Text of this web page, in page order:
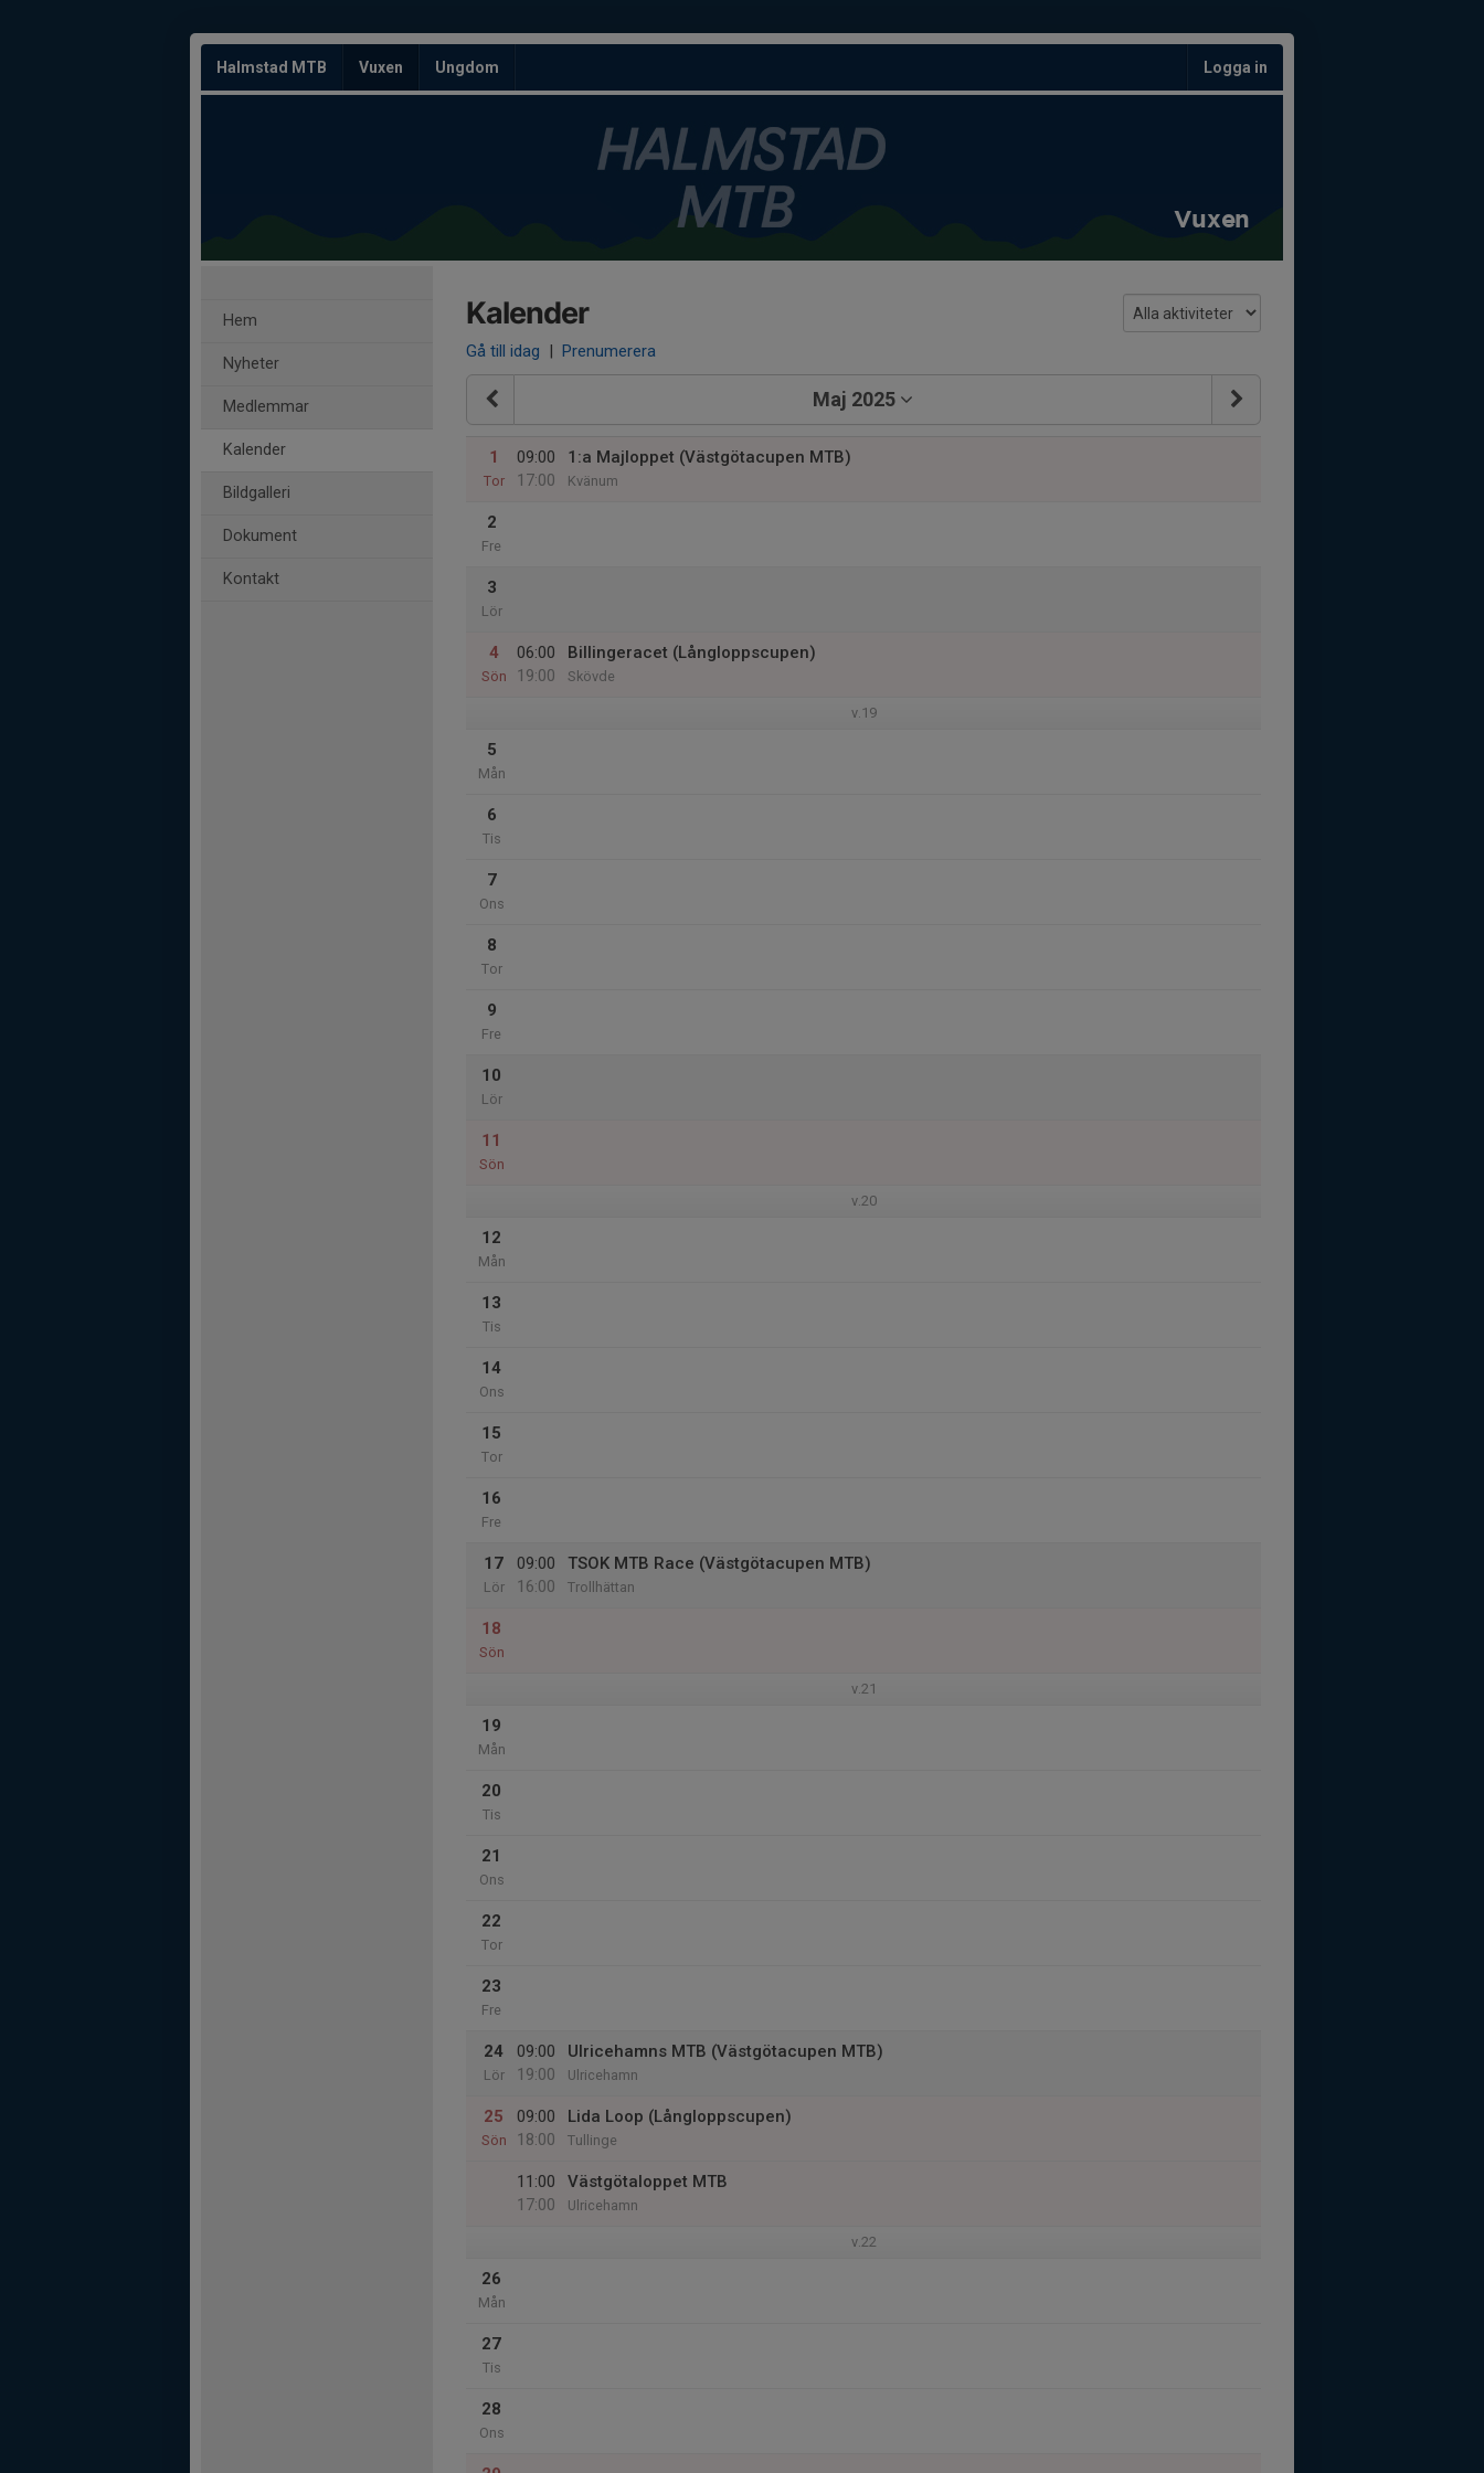
Halmstad MTB Vuxen Ungdom Logga in
Vuxen
Hem
Nyheter
Medlemmar
Kalender
Bildgalleri
Dokument
Kontakt
Kalender
Gå till idag | Prenumerera
Maj 2025
1
Tor
09:00
17:00
1:a Majloppet (Västgötacupen MTB)
Kvänum
2
Fre
3
Lör
4
Sön
06:00
19:00
Billingeracet (Långloppscupen)
Skövde
v.19
5
Mån
6
Tis
7
Ons
8
Tor
9
Fre
10
Lör
11
Sön
v.20
12
Mån
13
Tis
14
Ons
15
Tor
16
Fre
17
Lör
09:00
16:00
TSOK MTB Race (Västgötacupen MTB)
Trollhättan
18
Sön
v.21
19
Mån
20
Tis
21
Ons
22
Tor
23
Fre
24
Lör
09:00
19:00
Ulricehamns MTB (Västgötacupen MTB)
Ulricehamn
25
Sön
09:00
18:00
Lida Loop (Långloppscupen)
Tullinge
11:00
17:00
Västgötaloppet MTB
Ulricehamn
v.22
26
Mån
27
Tis
28
Ons